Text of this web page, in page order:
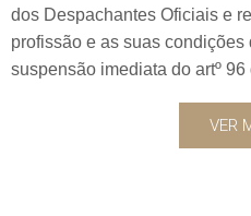
dos Despachantes Oficiais e
profissão e as suas
suspensão imediata do artº
VER